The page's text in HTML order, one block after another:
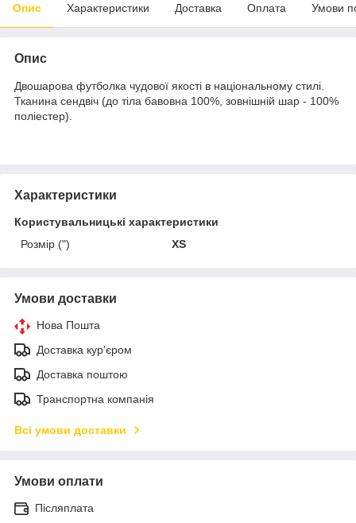
Опис Характеристики Доставка Оплата Умови
Опис
Двошарова футболка чудової якості в національному стилі.
Тканина сендвіч (до тіла бавовна 100%, зовнішній шар - 100%
поліестер).
Характеристики
Користувальницькі характеристики
Розмір (")
XS
Умови доставки
Нова Пошта
Доставка кур'єром
Доставка поштою
Транспортна компанія
Всі умови доставки
Умови оплати
Післяплата